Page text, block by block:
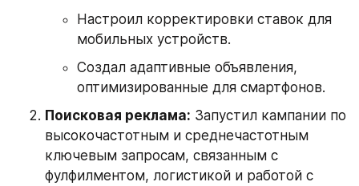
Настроил корректировки ставок для
мобильных устройств.
Создал адаптивные объявления,
оптимизированные для смартфонов.
Поисковая реклама: Запустил кампании по
высокочастотным и среднечастотным
ключевым запросам, связанным с
фулфилментом, логистикой и работой с